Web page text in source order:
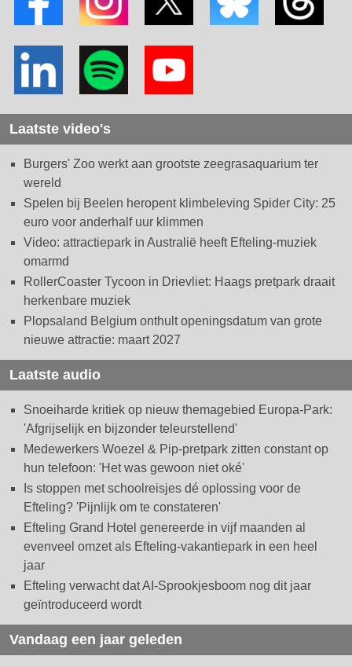
Laatste video's
Burgers' Zoo werkt aan grootste zeegrasaquarium ter
wereld
Spelen bij Beelen heropent klimbeleving Spider City: 25
euro voor anderhalf uur klimmen
Video: attractiepark in Australië heeft Efteling-muziek
omarmd
RollerCoaster Tycoon in Drievliet: Haags pretpark draait
herkenbare muziek
Plopsaland Belgium onthult openingsdatum van grote
nieuwe attractie: maart 2027
Laatste audio
Snoeiharde kritiek op nieuw themagebied Europa-Park:
'Afgrijselijk en bijzonder teleurstellend'
Medewerkers Woezel & Pip-pretpark zitten constant op
hun telefoon: 'Het was gewoon niet oké'
Is stoppen met schoolreisjes dé oplossing voor de
Efteling? 'Pijnlijk om te constateren'
Efteling Grand Hotel genereerde in vijf maanden al
evenveel omzet als Efteling-vakantiepark in een heel
jaar
Efteling verwacht dat AI-Sprookjesboom nog dit jaar
geïntroduceerd wordt
Vandaag een jaar geleden